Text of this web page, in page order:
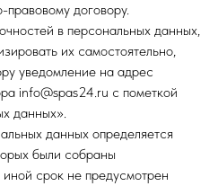
правовому договору.
в персональных данных,
их самостоятельно,
уведомление на адрес
info@spas24.ru с пометкой
данных».
данных определяется
были собраны
срок не предусмотрен